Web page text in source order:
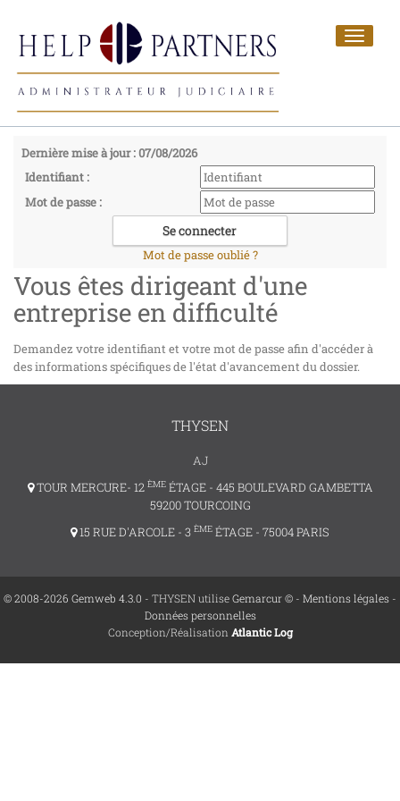
Toggle
Dernière mise à jour : 07/08/2026
Identifiant :
Mot de passe :
Mot de passe oublié ?
Vous êtes dirigeant d'une
entreprise en difficulté
Demandez votre identifiant et votre mot de passe afin d'accéder à
des informations spécifiques de l'état d'avancement du dossier.
THYSEN
AJ
TOUR MERCURE- 12 ÈMEÉTAGE - 445 BOULEVARD GAMBETTA
59200 TOURCOING
15 RUE D'ARCOLE - 3 ÈME ÉTAGE - 75004 PARIS
© 2008-2026 Gemweb 4.3.0 - THYSEN utiliseGemarcur © - Mentions légales -
Données personnelles
Conception/Réalisation Atlantic Log